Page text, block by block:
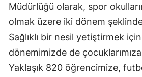
Müdürlüğü olarak, spor
olmak üzere iki dönem
Sağlıklı bir nesil yetiştirmek
dönemimizde de
Yaklaşık 820 öğrencimize,